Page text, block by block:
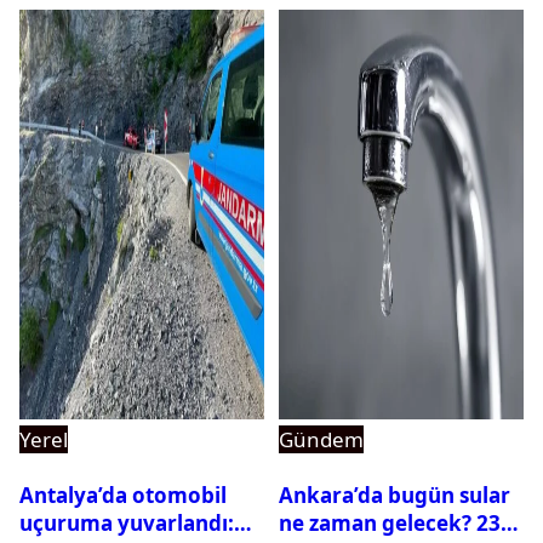
Yerel
Antalya’da otomobil
uçuruma yuvarlandı:
Gündem
Ankara’da bugün sular
ne zaman gelecek? 23